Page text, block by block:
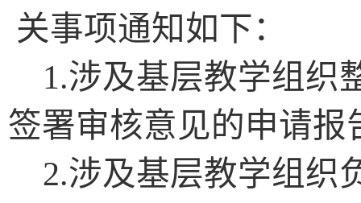
关事项通知如下：
1.涉及基层教学组织
签署审核意见的申请报
2.涉及基层教学组织